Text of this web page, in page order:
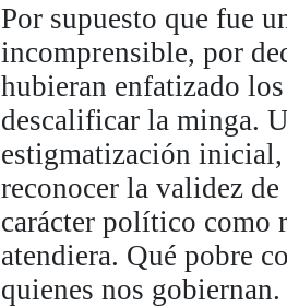
Por supuesto que fue
incomprensible, por
hubieran enfatizado
descalificar la minga.
estigmatización
reconocer la validez
carácter político como
atendiera. Qué pobre
quienes nos gobiernan.